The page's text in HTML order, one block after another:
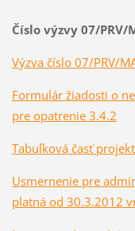
Číslo výzvy 07/PRV/
Výzva číslo 07/PRV/
Formulár žiadosti o
pre opatrenie 3.4.2
Tabuľková časť
Usmernenie pre
platná od 30.3.2012